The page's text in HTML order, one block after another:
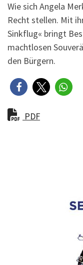
Wie sich Angela
Recht stellen. Mit
Sinkflug« bringt
machtlosen
den Bürgern.
PDF